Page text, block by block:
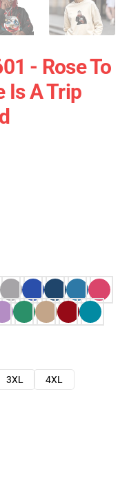
- Rose To
Is A Trip
3XL
4XL